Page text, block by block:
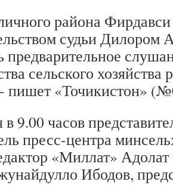
района
судьи Дилором
предварительное
сельского хозяйства
пишет «Точикистон»
9.00 часов
пресс-центра
«Миллат»
Ибодов,